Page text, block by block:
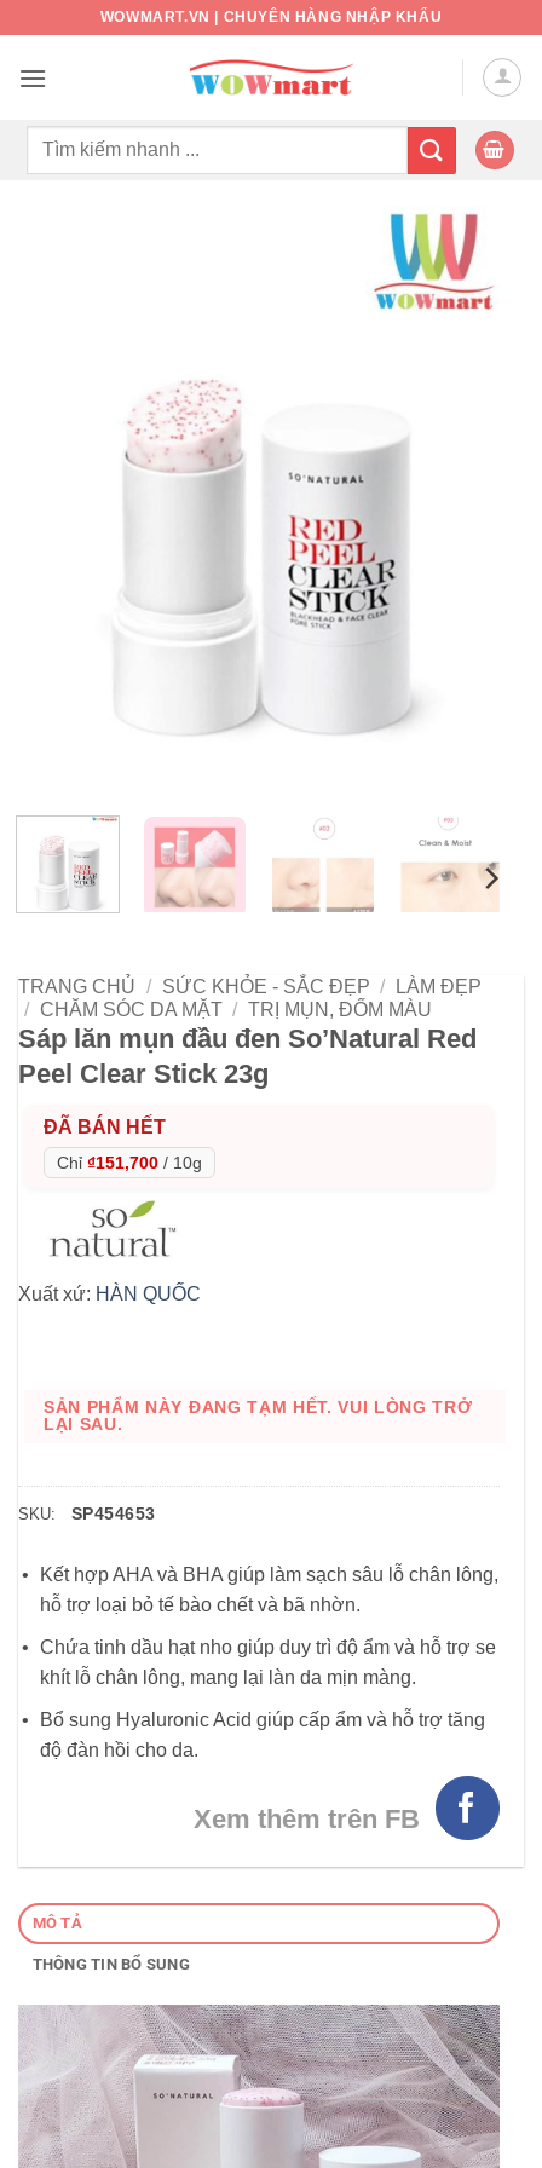
nội
WOWMART.VN | CHUYÊN HÀNG NHẬP KHẨU
Tìm
TRANG CHỦ / SỨC KHỎE - SẮC ĐẸP /
LÀM ĐẸP
/
CHĂM SÓC DA MẶT / TRỊ MỤN, ĐỐM MÀU
Sáp lăn mụn đầu đen So’Natural Red
Peel Clear Stick 23g
ĐÃ BÁN HẾT
Chỉ ₫151,700 / 10g
Xuất xứ: HÀN QUỐC
SẢN PHẨM NÀY ĐANG TẠM HẾT. VUI LÒNG TRỞ
LẠI SAU.
SKU: SP454653
Kết hợp AHA và BHA giúp làm sạch sâu lỗ chân lông,
hỗ trợ loại bỏ tế bào chết và bã nhờn.
Chứa tinh dầu hạt nho giúp duy trì độ ẩm và hỗ trợ se
khít lỗ chân lông, mang lại làn da mịn màng.
Bổ sung Hyaluronic Acid giúp cấp ẩm và hỗ trợ tăng
độ đàn hồi cho da.
Xem thêm trên FB
MÔ TẢ
THÔNG TIN BỔ SUNG